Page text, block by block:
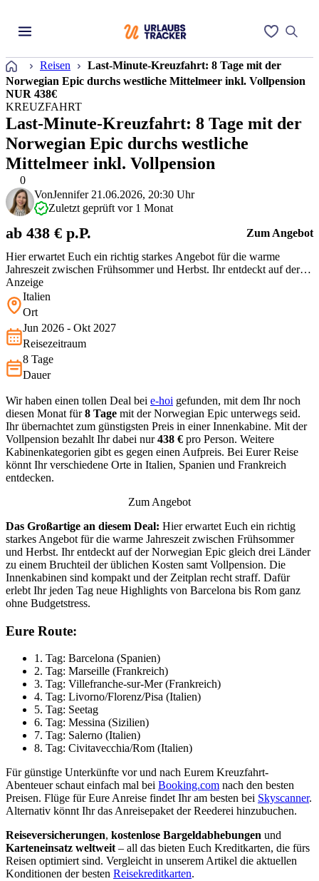
Startseite
Reisen
Last-Minute-Kreuzfahrt: 8 Tage mit der
Norwegian Epic durchs westliche Mittelmeer inkl. Vollpension
NUR 438€
0
KREUZFAHRT
Last-Minute-Kreuzfahrt: 8 Tage mit der
Norwegian Epic durchs westliche
Mittelmeer inkl. Vollpension
Hier erwartet Euch ein richtig starkes Angebot für die warme
Jahreszeit zwischen Frühsommer und Herbst. Ihr entdeckt auf der
Norwegian Epic gleich drei Länder zu einem Bruchteil der üblichen
Kosten samt Vollpension. Die Innenkabinen sind kompakt und der
Zeitplan recht straff. Dafür erlebt Ihr jeden Tag neue Highlights von
VonJennifer 21.06.2026, 20:30 Uhr
Zuletzt geprüft vor 1 Monat
ab 438 € p.P. Zum Angebot
Anzeige
Italien
Ort
Jun 2026 - Okt 2027
Reisezeitraum
8 Tage
Dauer
Wir haben einen tollen Deal bei e-hoi gefunden, mit dem Ihr noch
diesen Monat für8 Tage mit der Norwegian Epic unterwegs seid.
Ihr übernachtet zum günstigsten Preis in einer Innenkabine. Mit der
Vollpension bezahlt Ihr dabei nur438 € pro Person. Weitere
Kabinenkategorien gibt es gegen einen Aufpreis. Bei Eurer Reise
könnt Ihr verschiedene Orte in Italien, Spanien und Frankreich
entdecken.
Zum Angebot
Das Großartige an diesem Deal: Hier erwartet Euch ein richtig
starkes Angebot für die warme Jahreszeit zwischen Frühsommer
und Herbst. Ihr entdeckt auf der Norwegian Epic gleich drei Länder
zu einem Bruchteil der üblichen Kosten samt Vollpension. Die
Innenkabinen sind kompakt und der Zeitplan recht straff. Dafür
erlebt Ihr jeden Tag neue Highlights von Barcelona bis Rom ganz
ohne Budgetstress.
Eure Route:
1. Tag: Barcelona (Spanien)
2. Tag: Marseille (Frankreich)
3. Tag: Villefranche-sur-Mer (Frankreich)
4. Tag: Livorno/Florenz/Pisa (Italien)
5. Tag: Seetag
6. Tag: Messina (Sizilien)
7. Tag: Salerno (Italien)
8. Tag: Civitavecchia/Rom (Italien)
Für günstige Unterkünfte vor und nach Eurem Kreuzfahrt-
Abenteuer schaut einfach mal bei Booking.com nach den besten
Preisen. Flüge für Eure Anreise findet Ihr am besten bei Skyscanner.
Alternativ könnt Ihr das Anreisepaket der Reederei hinzubuchen.
Reiseversicherungen, kostenlose Bargeldabhebungen und
Karteneinsatz weltweit– all das bieten Euch Kreditkarten, die fürs
Reisen optimiert sind. Vergleicht in unserem Artikel die aktuellen
Konditionen der besten Reisekreditkarten.